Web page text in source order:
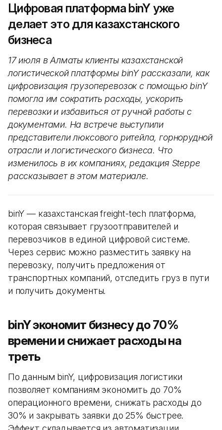
Цифровая платформа binY уже
делает это для казахстанского
бизнеса
17 июля в Алматы клиенты казахстанской
логистической платформы binY рассказали, как
цифровизация грузоперевозок с помощью binY
помогла им сократить расходы, ускорить
перевозки и избавиться от ручной работы с
документами. На встрече выступили
представители люксового ритейла, горнорудной
отрасли и логистического бизнеса. Что
изменилось в их компаниях, редакция Steppe
рассказывает в этом материале.
binY — казахстанская freight-tech платформа,
которая связывает грузоотправителей и
перевозчиков в единой цифровой системе.
Через сервис можно разместить заявку на
перевозку, получить предложения от
транспортных компаний, отследить груз в пути
и получить документы.
binY экономит бизнесу до 70%
времени и снижает расходы на
треть
По данным binY, цифровизация логистики
позволяет компаниям экономить до 70%
операционного времени, снижать расходы до
30% и закрывать заявки до 25% быстрее.